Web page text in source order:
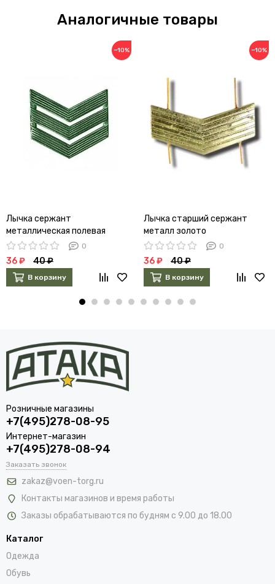
Аналогичные товары
−10%
Лычка сержант
металлическая полевая
0
36 ₽ 40 ₽
В корзину
−10%
Лычка старший сержант
металл золото
0
36 ₽ 40 ₽
В корзину
Розничные магазины
+7(495)278-08-95
Интернет-магазин
+7(495)278-08-94
Заказать звонок
zakaz@voen-torg.ru
Контакты магазинов и время работы
Заказы обрабатываются по будням с 9.00 до 18.00
Каталог
Одежда
Обувь